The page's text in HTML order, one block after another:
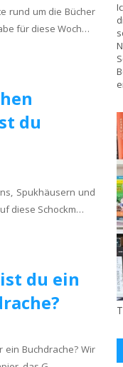
rund um die Bücher
für diese Woch…
du
Spukhäusern und
diese Schockm…
du ein
ein Buchdrache? ​Wir